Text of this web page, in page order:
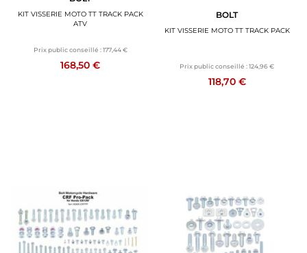
KIT VISSERIE MOTO TT TRACK PACK
ATV
Prix public conseillé : 177,44 €
168,50 €
BOLT
KIT VISSERIE MOTO TT TRACK PACK
Prix public conseillé :124,96 €
118,70 €